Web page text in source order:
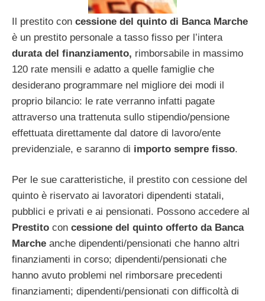
Il prestito con cessione del quinto di Banca Marche
è un prestito personale a tasso fisso per l’intera
durata del finanziamento, rimborsabile in massimo
120 rate mensili e adatto a quelle famiglie che
desiderano programmare nel migliore dei modi il
proprio bilancio: le rate verranno infatti pagate
attraverso una trattenuta sullo stipendio/pensione
effettuata direttamente dal datore di lavoro/ente
previdenziale, e saranno di importo sempre fisso.
Per le sue caratteristiche, il prestito con cessione del
quinto è riservato ai lavoratori dipendenti statali,
pubblici e privati e ai pensionati. Possono accedere al
Prestito con cessione del quinto offerto da Banca
Marche anche dipendenti/pensionati che hanno altri
finanziamenti in corso; dipendenti/pensionati che
hanno avuto problemi nel rimborsare precedenti
finanziamenti; dipendenti/pensionati con difficoltà di